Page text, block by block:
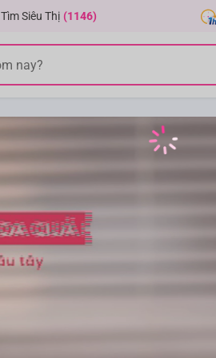
Tìm Siêu Thị (1146)